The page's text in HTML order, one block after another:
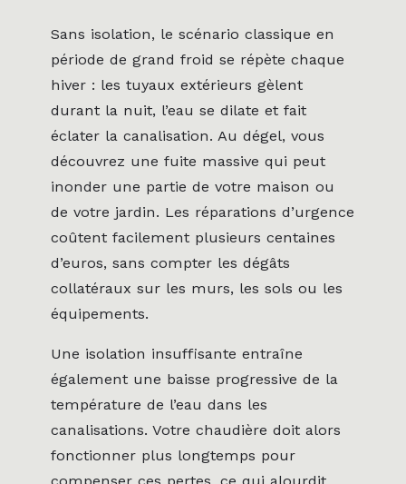
Sans isolation, le scénario classique en
période de grand froid se répète chaque
hiver : les tuyaux extérieurs gèlent
durant la nuit, l’eau se dilate et fait
éclater la canalisation. Au dégel, vous
découvrez une fuite massive qui peut
inonder une partie de votre maison ou
de votre jardin. Les réparations d’urgence
coûtent facilement plusieurs centaines
d’euros, sans compter les dégâts
collatéraux sur les murs, les sols ou les
équipements.
Une isolation insuffisante entraîne
également une baisse progressive de la
température de l’eau dans les
canalisations. Votre chaudière doit alors
fonctionner plus longtemps pour